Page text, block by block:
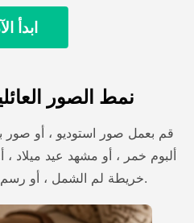
ابدأ
نمط الصور
قم بعمل صور استوديو ، أو صور
ألبوم خمر ، أو مشهد عيد ميلاد
خريطة لم الشمل ، أو رسم توضيحي للفن المنزلي.